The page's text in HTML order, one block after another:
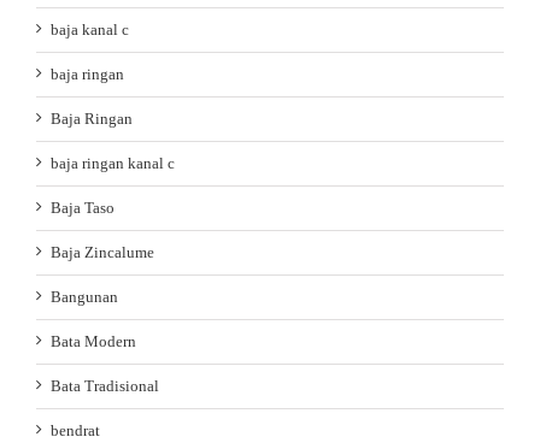
baja kanal c
baja ringan
Baja Ringan
baja ringan kanal c
Baja Taso
Baja Zincalume
Bangunan
Bata Modern
Bata Tradisional
bendrat